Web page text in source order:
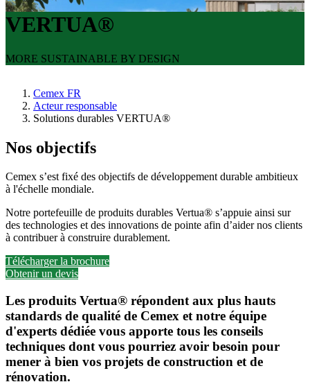
VERTUA®
MORE SUSTAINABLE BY DESIGN
Cemex FR
Acteur responsable
Solutions durables VERTUA®
Nos objectifs
Cemex s’est fixé des objectifs de développement durable ambitieux
à l'échelle mondiale.
Notre portefeuille de produits durables Vertua® s’appuie ainsi sur
des technologies et des innovations de pointe afin d’aider nos clients
à contribuer à construire durablement.
Télécharger la brochure
Obtenir un devis
Les produits Vertua® répondent aux plus hauts
standards de qualité de Cemex et notre équipe
d'experts dédiée vous apporte tous les conseils
techniques dont vous pourriez avoir besoin pour
mener à bien vos projets de construction et de
rénovation.